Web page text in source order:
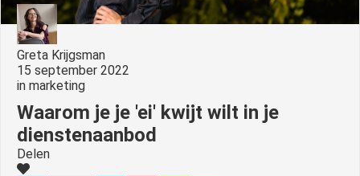
Greta Krijgsman
15 september 2022
in marketing
Waarom je je 'ei' kwijt wilt in je
dienstenaanbod
Delen
om
te
over
van
op